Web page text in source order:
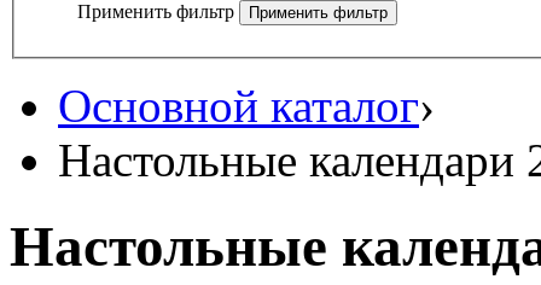
Применить фильтр
Основной каталог›
Настольные календари
Настольные